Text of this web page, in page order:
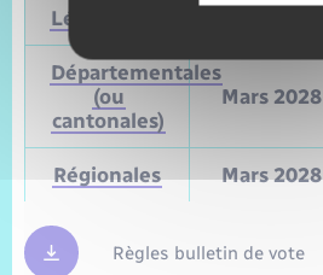
Législatives
Départementales
(ou
cantonales)
Mars 2028
Régionales Mars 2028
Règles bulletin de vote